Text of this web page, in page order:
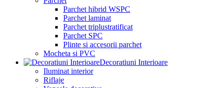
Parchet hibrid WSPC
Parchet laminat
Parchet triplustratificat
Parchet SPC
Plinte si accesorii parchet
Mocheta si PVC
Decoratiuni Interioare
Iluminat interior
Riflaje